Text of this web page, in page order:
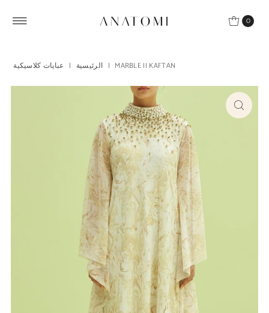
0
الرئيسية | عبايات كلاسيكية | MARBLE II KAFTAN